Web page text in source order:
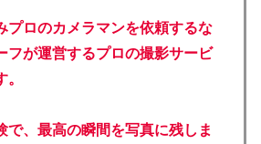
プロのカメラマンを依頼するな
フが運営するプロの撮影サービ
で、最高の瞬間を写真に残しま